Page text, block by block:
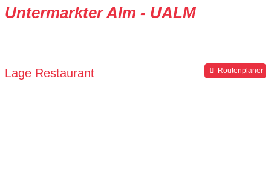
Untermarkter Alm - UALM
Lage Restaurant Routenplaner